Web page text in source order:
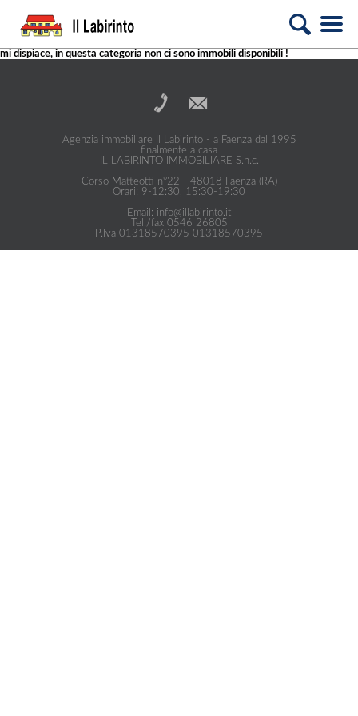
mi dispiace, in questa categoria non ci sono immobili disponibili !
Agenzia immobiliare Il Labirinto - a Faenza dal 1995
finalmente a casa
IL LABIRINTO IMMOBILIARE S.n.c.
Corso Matteotti n°22 - 48018 Faenza (RA)
Orari: 9-12:30, 15:30-19:30
Email: info@illabirinto.it
Tel./fax 0546 26805
P.Iva 01318570395 01318570395